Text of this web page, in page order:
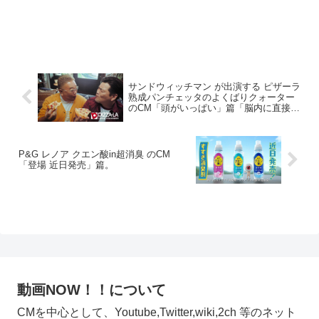
サンドウィッチマン が出演する ピザーラ
熟成パンチェッタのよくばりクォーター
のCM「頭がいっぱい」篇「脳内に直接」
P&G レノア クエン酸in超消臭 のCM
「登場 近日発売」篇。
動画NOW！！について
CMを中心として、Youtube,Twitter,wiki,2ch 等のネット